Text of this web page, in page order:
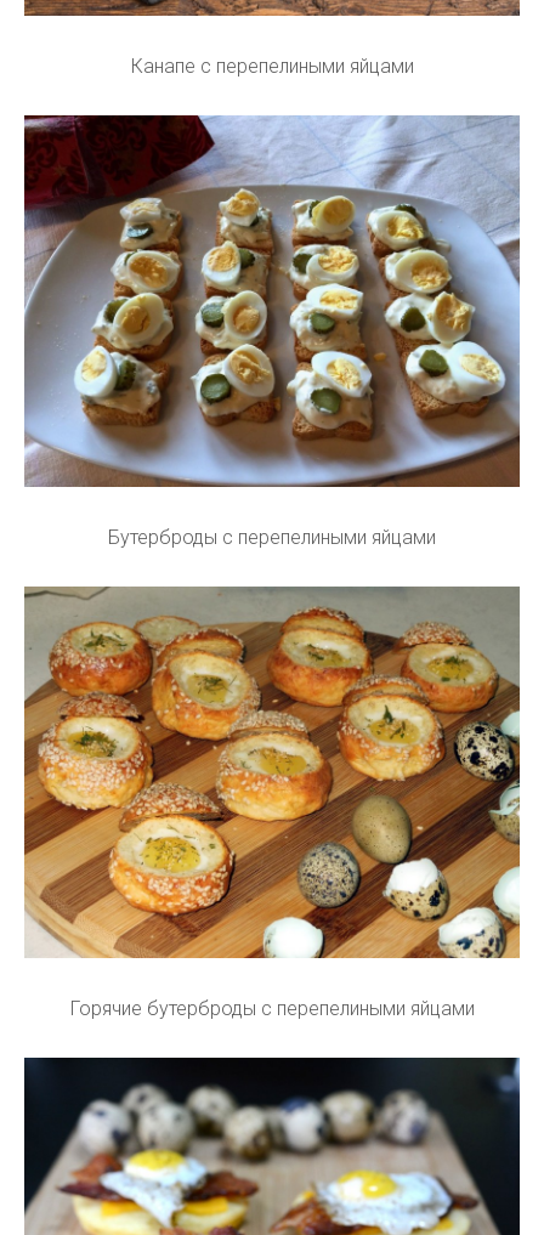
Канапе с перепелиными яйцами
Бутерброды с перепелиными яйцами
Горячие бутерброды с перепелиными яйцами